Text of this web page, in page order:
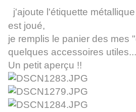
j'ajoute l'étiquette
est joué,
je remplis le panier des mes
quelques accessoires utiles...
Un petit aperçu !!